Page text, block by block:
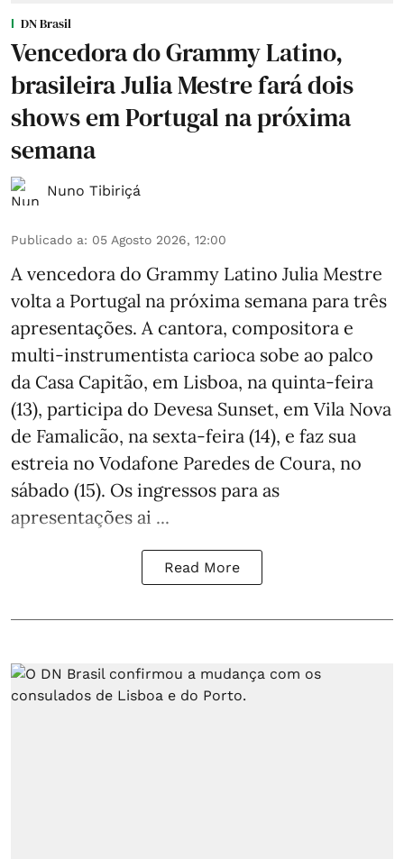
DN Brasil
Vencedora do Grammy Latino,
brasileira Julia Mestre fará dois
shows em Portugal na próxima
semana
Nuno Tibiriçá
Publicado a: 05 Agosto 2026, 12:00
A vencedora do Grammy Latino Julia Mestre
volta a Portugal na próxima semana para três
apresentações. A cantora, compositora e
multi-instrumentista carioca sobe ao palco
da Casa Capitão, em Lisboa, na quinta-feira
(13), participa do Devesa Sunset, em Vila Nova
de Famalicão, na sexta-feira (14), e faz sua
estreia no Vodafone Paredes de Coura, no
sábado (15). Os ingressos para as
apresentações ai ...
Read More